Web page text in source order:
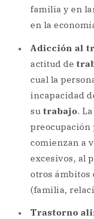
familia y en
en la
Adicción al
actitud de
cual la
incapacidad
su trabajo. La
preocupación
comienzan a
excesivos, al
otros ámbitos
(familia,
Trastorno